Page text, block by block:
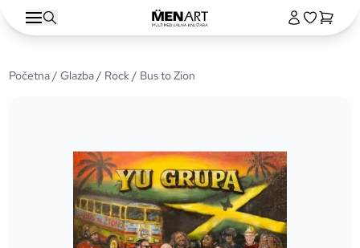
Početna/Glazba/ Rock/ Bus to Zion